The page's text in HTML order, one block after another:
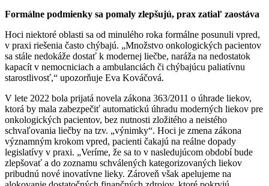
Formálne podmienky sa pomaly zlepšujú, prax zatiaľ zaostáva
Hoci niektoré oblasti sa od minulého roka formálne posunuli vpred,
v praxi riešenia často chýbajú. „Množstvo onkologických pacientov
sa stále nedokáže dostať k modernej liečbe, naráža na nedostatok
kapacít v nemocniciach a ambulanciách či chýbajúcu paliatívnu
starostlivosť,“ upozorňuje Eva Kováčová.
V lete 2022 bola prijatá novela zákona 363/2011 o úhrade liekov,
ktorá by mala zabezpečiť automatickú úhradu moderných liekov pre
onkologických pacientov, bez nutnosti zložitého a neistého
schvaľovania liečby na tzv. „výnimky“. Hoci je zmena zákona
významným krokom vpred, pacienti čakajú na reálne dopady
legislatívy v praxi. „Veríme, že sa to v nasledujúcom období bude
zlepšovať a do zoznamu schválených kategorizovaných liekov
pribudnú nové inovatívne lieky. Zároveň však apelujeme na